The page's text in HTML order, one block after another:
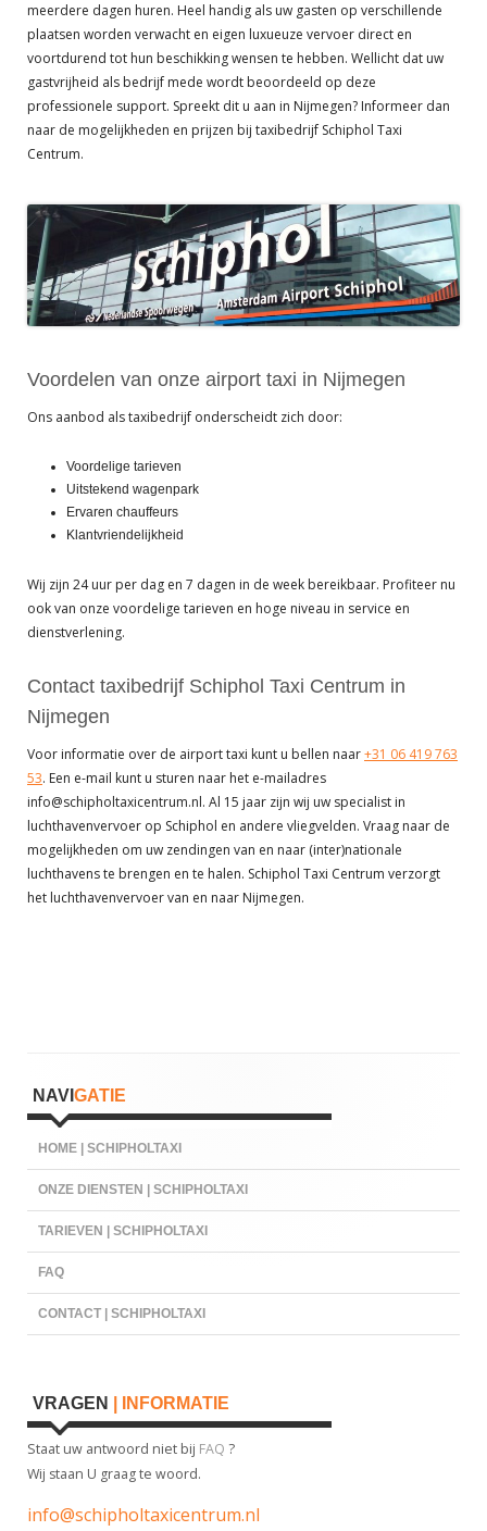
meerdere dagen huren. Heel handig als uw gasten op verschillende
plaatsen worden verwacht en eigen luxueuze vervoer direct en
voortdurend tot hun beschikking wensen te hebben. Wellicht dat uw
gastvrijheid als bedrijf mede wordt beoordeeld op deze
professionele support. Spreekt dit u aan in Nijmegen? Informeer dan
naar de mogelijkheden en prijzen bij taxibedrijf Schiphol Taxi
Centrum.
Voordelen van onze airport taxi in Nijmegen
Ons aanbod als taxibedrijf onderscheidt zich door:
Voordelige tarieven
Uitstekend wagenpark
Ervaren chauffeurs
Klantvriendelijkheid
Wij zijn 24 uur per dag en 7 dagen in de week bereikbaar. Profiteer nu
ook van onze voordelige tarieven en hoge niveau in service en
dienstverlening.
Contact taxibedrijf Schiphol Taxi Centrum in
Nijmegen
Voor informatie over de airport taxi kunt u bellen naar+31 06 419 763
53. Een e-mail kunt u sturen naar het e-mailadres
info@schipholtaxicentrum.nl. Al 15 jaar zijn wij uw specialist in
luchthavenvervoer op Schiphol en andere vliegvelden. Vraag naar de
mogelijkheden om uw zendingen van en naar (inter)nationale
luchthavens te brengen en te halen. Schiphol Taxi Centrum verzorgt
het luchthavenvervoer van en naar Nijmegen.
Hoofd
sidebar
NAVI GATIE
HOME | SCHIPHOLTAXI
ONZE DIENSTEN | SCHIPHOLTAXI
TARIEVEN | SCHIPHOLTAXI
FAQ
CONTACT | SCHIPHOLTAXI
VRAGEN | INFORMATIE
Staat uw antwoord niet bij FAQ ?
Wij staan U graag te woord.
info@schipholtaxicentrum.nl